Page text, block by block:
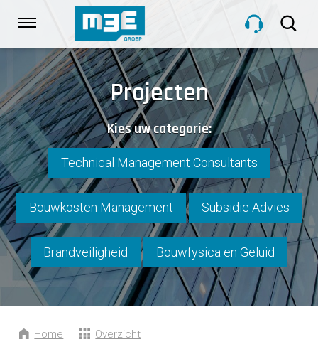
links
Spring
naar
de
inhoud
Spring
naar
navigatie
HOME
DIENSTEN
PROJECTEN
OVER M3E
NIEUWS
CONTACT
Projecten
Kies uw categorie:
Technical Management Consultants
Bouwkosten Management Subsidie Advies
Brandveiligheid Bouwfysica en Geluid
Home Overzicht